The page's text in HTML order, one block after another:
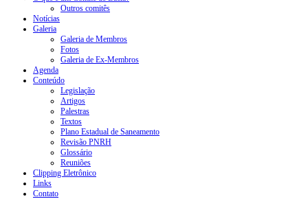
Outros comitês
Notícias
Galeria
Galeria de Membros
Fotos
Galeria de Ex-Membros
Agenda
Conteúdo
Legislação
Artigos
Palestras
Textos
Plano Estadual de Saneamento
Revisão PNRH
Glossário
Reuniões
Clipping Eletrônico
Links
Contato